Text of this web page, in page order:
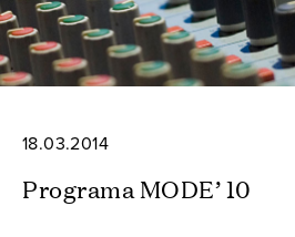
18.03.2014
Programa MODE’ 10